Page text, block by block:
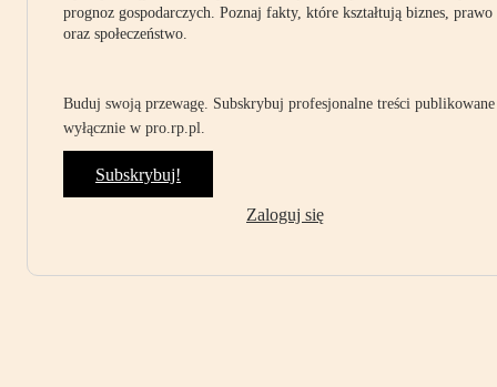
prognoz gospodarczych. Poznaj fakty, które kształtują biznes, prawo
oraz społeczeństwo.
Buduj swoją przewagę. Subskrybuj profesjonalne treści publikowane
wyłącznie w pro.rp.pl.
Subskrybuj!
Zaloguj się